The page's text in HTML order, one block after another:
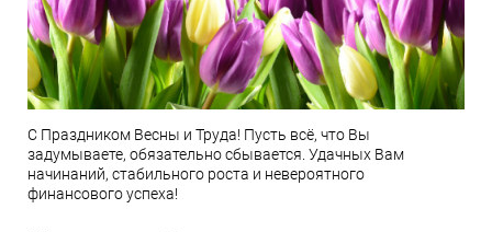
С Праздником Весны и Труда! Пусть всё, что Вы
задумываете, обязательно сбывается. Удачных Вам
начинаний, стабильного роста и невероятного
финансового успеха!